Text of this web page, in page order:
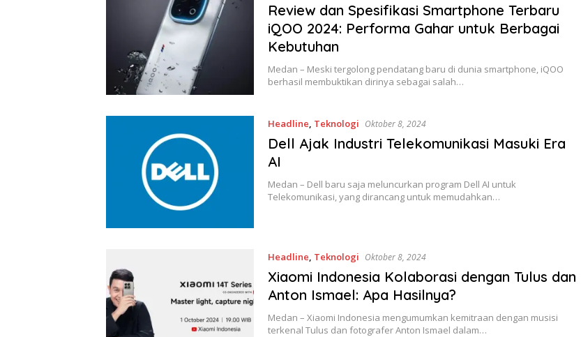
Review dan Spesifikasi Smartphone Terbaru
iQOO 2024: Performa Gahar untuk Berbagai
Kebutuhan
Medan – Meski tergolong pendatang baru di dunia smartphone, iQOO
berhasil membuktikan dirinya sebagai salah…
Headline, Teknologi Oktober 8, 2024
Dell Ajak Industri Telekomunikasi Masuki Era
AI
Medan – Dell baru saja meluncurkan program Dell AI untuk
Telekomunikasi, yang dirancang untuk memudahkan…
Headline, Teknologi Oktober 8, 2024
Xiaomi Indonesia Kolaborasi dengan Tulus dan
Anton Ismael: Apa Hasilnya?
Medan – Xiaomi Indonesia mengumumkan kemitraan dengan musisi
terkenal Tulus dan fotografer Anton Ismael dalam…